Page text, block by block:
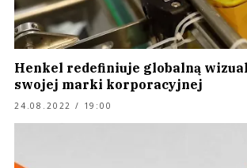
Henkel redefiniuje globalną
swojej marki korporacyjnej
24.08.2022 / 19:00